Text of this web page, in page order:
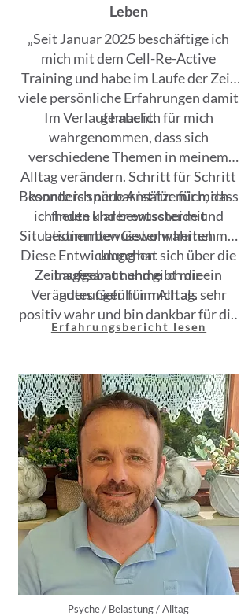
Leben
„Seit Januar 2025 beschäftige ich
mich mit dem Cell-Re-Active
Training und habe im Laufe der Zeit
viele persönliche Erfahrungen damit
gemacht.
Im Verlauf habe ich für mich
wahrgenommen, dass sich
verschiedene Themen in meinem
Alltag verändern. Schritt für Schritt
konnte ich neue Ansätze für mich
finden und bewusster mit
bestimmten Gewohnheiten
umgehen.
Besonders spürbar ist für mich, dass
ich heute klarer entscheide und
Situationen bewusster wahrnehme.
Diese Entwicklung hat sich über die
Zeit aufgebaut und gibt mir ein
gutes Gefühl im Alltag.
Insgesamt nehme ich die
Veränderungen für mich als sehr
positiv wahr und bin dankbar für die
Erfahrungen, die ich dabei gemacht
Erfahrungsbericht lesen
Psyche / Belastung / Alltag